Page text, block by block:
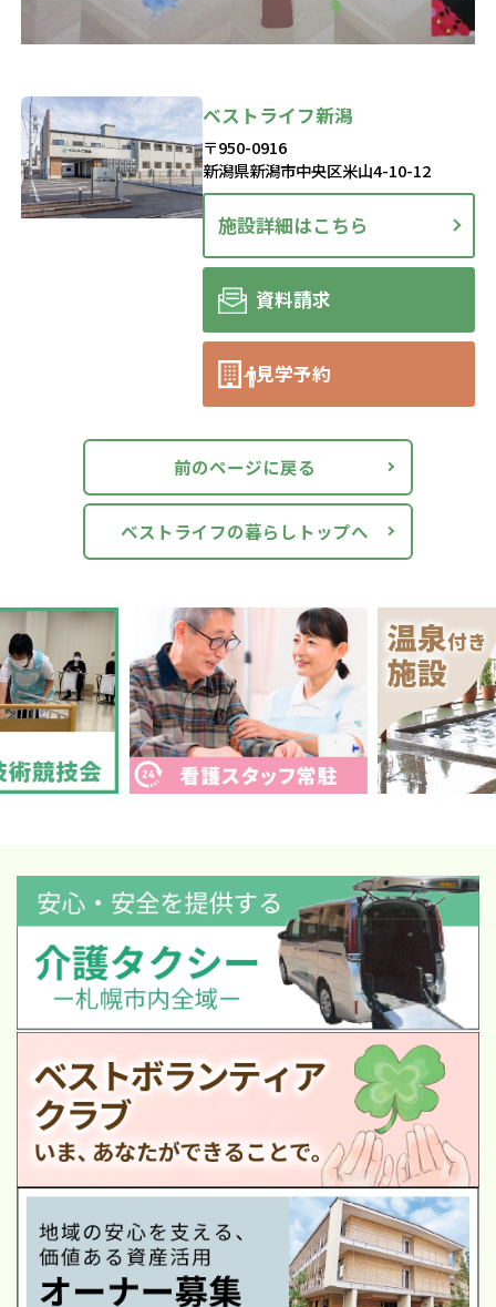
ベストライフ新潟
〒950-0916
新潟県新潟市中央区米山4-10-12
施設詳細はこちら
資料請求
見学予約
前のページに戻る
ベストライフの暮らしトップへ